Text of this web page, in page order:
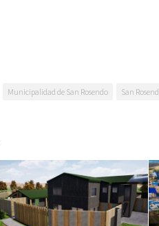
Municipalidad de San Rosendo San